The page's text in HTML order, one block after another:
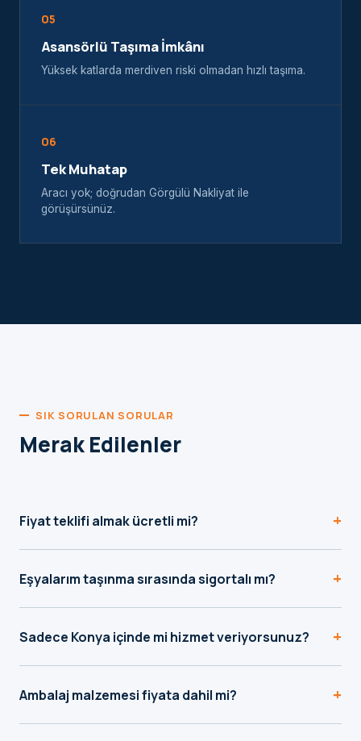
05
Asansörlü Taşıma İmkânı
Yüksek katlarda merdiven riski olmadan hızlı taşıma.
06
Tek Muhatap
Aracı yok; doğrudan Görgülü Nakliyat ile
görüşürsünüz.
SIK SORULAN SORULAR
Merak Edilenler
Fiyat teklifi almak ücretli mi? +
teklifi tamamen ücretsizdir, herhangi bir yükümlülük
Eşyalarım taşınma sırasında sigortalı mı? +
Detaylar teklif görüşmesinde netleştirilir.
Sadece Konya içinde mi hizmet veriyorsunuz? +
81 iline şehirler arası taşımacılık da yapıyoruz.
Ambalaj malzemesi fiyata dahil mi? +